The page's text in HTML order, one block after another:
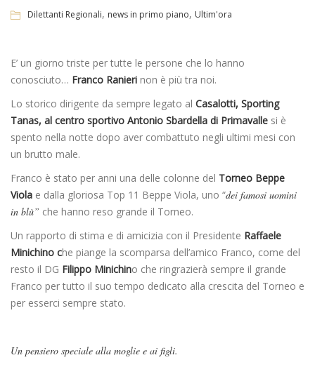
Dilettanti Regionali, news in primo piano, Ultim'ora
E’ un giorno triste per tutte le persone che lo hanno
conosciuto… Franco Ranieri non è più tra noi.
Lo storico dirigente da sempre legato al Casalotti, Sporting
Tanas, al centro sportivo Antonio Sbardella di Primavalle si è
spento nella notte dopo aver combattuto negli ultimi mesi con
un brutto male.
Franco è stato per anni una delle colonne del Torneo Beppe
Viola e dalla gloriosa Top 11 Beppe Viola, uno “dei famosi uomini
in blù” che hanno reso grande il Torneo.
Un rapporto di stima e di amicizia con il Presidente Raffaele
Minichino che piange la scomparsa dell’amico Franco, come del
resto il DG Filippo Minichino che ringrazierà sempre il grande
Franco per tutto il suo tempo dedicato alla crescita del Torneo e
per esserci sempre stato.
Un pensiero speciale alla moglie e ai figli.